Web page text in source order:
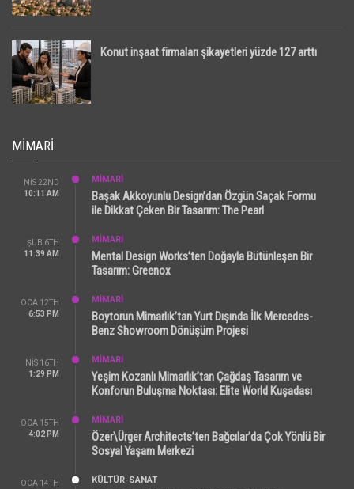
Konut inşaat firmaları şikayetleri yüzde 127 arttı
MIMARI
NIS 22ND
10:11 AM
MİMARİ
Başak Akkoyunlu Design’dan Özgün Saçak Formu
ile Dikkat Çeken Bir Tasarım: The Pearl
ŞUB 6TH
11:39 AM
MİMARİ
Mental Design Works’ten Doğayla Bütünleşen Bir
Tasarım: Greenox
OCA 12TH
6:53 PM
MİMARİ
Boytorun Mimarlık’tan Yurt Dışında İlk Mercedes-
Benz Showroom Dönüşüm Projesi
NIS 16TH
1:29 PM
MİMARİ
Yeşim Kozanlı Mimarlık’tan Çağdaş Tasarım ve
Konforun Buluşma Noktası: Elite World Kuşadası
OCA 15TH
4:02 PM
MİMARİ
Özer\Ürger Architects’ten Bağcılar’da Çok Yönlü Bir
Sosyal Yaşam Merkezi
OCA 14TH
KÜLTÜR-SANAT